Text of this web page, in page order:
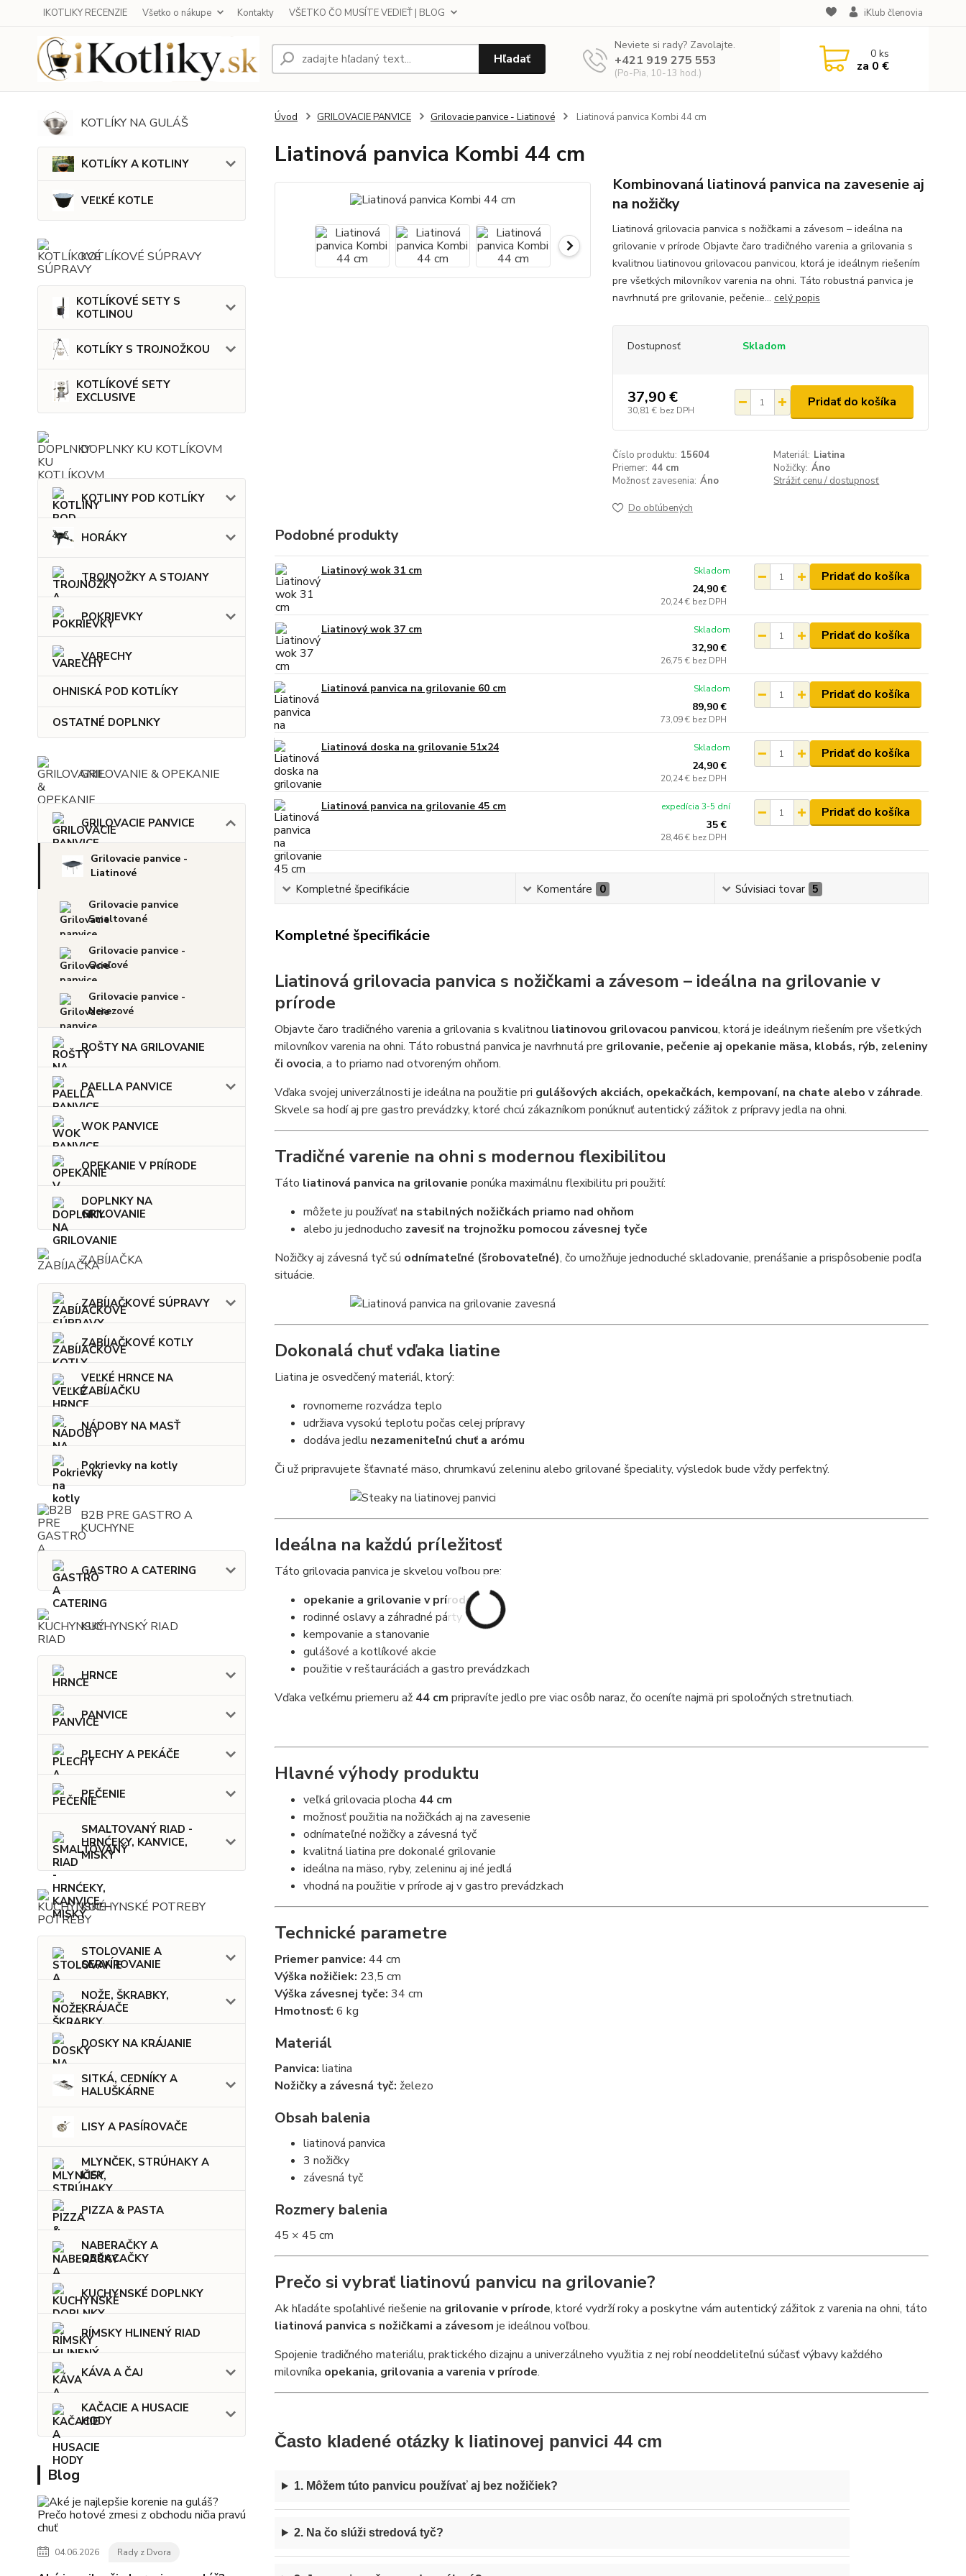
IKOTLIKY RECENZIE Všetko o nákupe Kontakty VŠETKO ČO MUSÍTE VEDIEŤ | BLOG iKlub členovia
Hľadať
Neviete si rady? Zavolajte.
+421 919 275 553
(Po-Pia, 10-13 hod.)
0ks
za 0 €
KOTLÍKY NA GULÁŠ
KOTLÍKY A KOTLINY
VEĽKÉ KOTLE
KOTLÍKOVÉ SÚPRAVY
KOTLÍKOVÉ SETY S
KOTLINOU
KOTLÍKY S TROJNOŽKOU
KOTLÍKOVÉ SETY
EXCLUSIVE
DOPLNKY KU KOTLÍKOVM
KOTLINY POD KOTLÍKY
HORÁKY
TROJNOŽKY A STOJANY
POKRIEVKY
VARECHY
OHNISKÁ POD KOTLÍKY
OSTATNÉ DOPLNKY
GRILOVANIE & OPEKANIE
GRILOVACIE PANVICE
Grilovacie panvice -
Liatinové
Grilovacie panvice
Smaltované
Grilovacie panvice -
Oceľové
Grilovacie panvice -
Nerezové
ROŠTY NA GRILOVANIE
PAELLA PANVICE
WOK PANVICE
OPEKANIE V PRÍRODE
DOPLNKY NA
GRILOVANIE
ZABÍJAČKA
ZABÍJAČKOVÉ SÚPRAVY
ZABÍJAČKOVÉ KOTLY
VEĽKÉ HRNCE NA
ZABÍJAČKU
NÁDOBY NA MASŤ
Pokrievky na kotly
B2B PRE GASTRO A
KUCHYNE
GASTRO A CATERING
KUCHYNSKÝ RIAD
HRNCE
PANVICE
PLECHY A PEKÁČE
PEČENIE
SMALTOVANÝ RIAD -
HRNĆEKY, KANVICE,
MISKY
KUCHYNSKÉ POTREBY
STOLOVANIE A
SERVÍROVANIE
NOŽE, ŠKRABKY,
KRÁJAČE
DOSKY NA KRÁJANIE
SITKÁ, CEDNÍKY A
HALUŠKÁRNE
LISY A PASÍROVAČE
MLYNČEK, STRÚHAKY A
LISY
PIZZA & PASTA
NABERAČKY A
OBRACAČKY
KUCHYNSKÉ DOPLNKY
RÍMSKY HLINENÝ RIAD
KÁVA A ČAJ
KAČACIE A HUSACIE
HODY
Blog
04.06.2026 Rady z Dvora
Úvod GRILOVACIE PANVICE Grilovacie panvice - Liatinové Liatinová panvica Kombi 44 cm
Liatinová panvica Kombi 44 cm
Kombinovaná liatinová panvica na zavesenie aj
na nožičky
Liatinová grilovacia panvica s nožičkami a závesom – ideálna na
grilovanie v prírode Objavte čaro tradičného varenia a grilovania s
kvalitnou liatinovou grilovacou panvicou, ktorá je ideálnym riešením
pre všetkých milovníkov varenia na ohni. Táto robustná panvica je
navrhnutá pre grilovanie, pečenie... celý popis
Dostupnosť Skladom
37,90 €
30,81 € bez DPH
Pridať do košíka
Číslo produktu: 15604 Materiál: Liatina
Priemer: 44 cm Nožičky: Áno
Možnosť zavesenia: Áno Strážiť cenu / dostupnosť
Do obľúbených
Podobné produkty
Liatinový wok 31 cm
24,90 €
20,24 € bez DPH
Skladom Pridať do košíka
Liatinový wok 37 cm
32,90 €
26,75 € bez DPH
Skladom Pridať do košíka
Liatinová panvica na grilovanie 60 cm
89,90 €
73,09 € bez DPH
Skladom Pridať do košíka
Liatinová doska na grilovanie 51x24
24,90 €
20,24 € bez DPH
Skladom Pridať do košíka
Liatinová panvica na grilovanie 45 cm
35 €
28,46 € bez DPH
expedícia 3-5 dní Pridať do košíka
Kompletné špecifikácie Komentáre 0 Súvisiaci tovar 5
Kompletné špecifikácie
Liatinová grilovacia panvica s nožičkami a závesom – ideálna na grilovanie v
prírode
Objavte čaro tradičného varenia a grilovania s kvalitnou liatinovou grilovacou panvicou, ktorá je ideálnym riešením pre všetkých
milovníkov varenia na ohni. Táto robustná panvica je navrhnutá pre grilovanie, pečenie aj opekanie mäsa, klobás, rýb, zeleniny
či ovocia, a to priamo nad otvoreným ohňom.
Vďaka svojej univerzálnosti je ideálna na použitie pri gulášových akciách, opekačkách, kempovaní, na chate alebo v záhrade.
Skvele sa hodí aj pre gastro prevádzky, ktoré chcú zákazníkom ponúknuť autentický zážitok z prípravy jedla na ohni.
Tradičné varenie na ohni s modernou flexibilitou
Táto liatinová panvica na grilovanie ponúka maximálnu flexibilitu pri použití:
môžete ju používať na stabilných nožičkách priamo nad ohňom
alebo ju jednoducho zavesiť na trojnožku pomocou závesnej tyče
Nožičky aj závesná tyč sú odnímateľné (šrobovateľné), čo umožňuje jednoduché skladovanie, prenášanie a prispôsobenie podľa
situácie.
Dokonalá chuť vďaka liatine
Liatina je osvedčený materiál, ktorý:
rovnomerne rozvádza teplo
udržiava vysokú teplotu počas celej prípravy
dodáva jedlu nezameniteľnú chuť a arómu
Či už pripravujete šťavnaté mäso, chrumkavú zeleninu alebo grilované špeciality, výsledok bude vždy perfektný.
Ideálna na každú príležitosť
Táto grilovacia panvica je skvelou voľbou pre:
opekanie a grilovanie v prírode
rodinné oslavy a záhradné párty
kempovanie a stanovanie
gulášové a kotlíkové akcie
použitie v reštauráciách a gastro prevádzkach
Vďaka veľkému priemeru až 44 cm pripravíte jedlo pre viac osôb naraz, čo oceníte najmä pri spoločných stretnutiach.
Hlavné výhody produktu
veľká grilovacia plocha 44 cm
možnosť použitia na nožičkách aj na zavesenie
odnímateľné nožičky a závesná tyč
kvalitná liatina pre dokonalé grilovanie
ideálna na mäso, ryby, zeleninu aj iné jedlá
vhodná na použitie v prírode aj v gastro prevádzkach
Technické parametre
Priemer panvice: 44 cm
Výška nožičiek: 23,5 cm
Výška závesnej tyče: 34 cm
Hmotnosť: 6 kg
Materiál
Panvica: liatina
Nožičky a závesná tyč: železo
Obsah balenia
liatinová panvica
3 nožičky
závesná tyč
Rozmery balenia
45 × 45 cm
Prečo si vybrať liatinovú panvicu na grilovanie?
Ak hľadáte spoľahlivé riešenie na grilovanie v prírode, ktoré vydrží roky a poskytne vám autentický zážitok z varenia na ohni, táto
liatinová panvica s nožičkami a závesom je ideálnou voľbou.
Spojenie tradičného materiálu, praktického dizajnu a univerzálneho využitia z nej robí neoddeliteľnú súčasť výbavy každého
milovníka opekania, grilovania a varenia v prírode.
Často kladené otázky k liatinovej panvici 44 cm
1. Môžem túto panvicu používať aj bez nožičiek?
2. Na čo slúži stredová tyč?